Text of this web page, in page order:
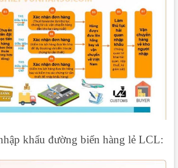
khẩu đường biển hàng lẻ LCL: